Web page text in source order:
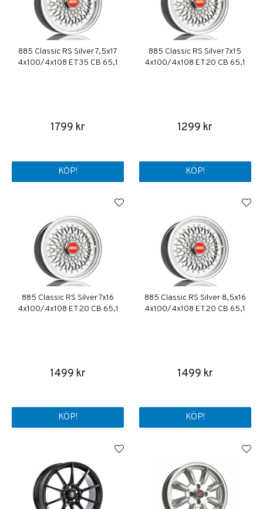
885 Classic RS Silver 7,5x17
4x100/4x108 ET35 CB 65,1
1799 kr
KÖP!
885 Classic RS Silver 7x15
4x100/4x108 ET20 CB 65,1
1299 kr
KÖP!
885 Classic RS Silver 7x16
4x100/4x108 ET20 CB 65,1
1499 kr
KÖP!
885 Classic RS Silver 8,5x16
4x100/4x108 ET20 CB 65,1
1499 kr
KÖP!